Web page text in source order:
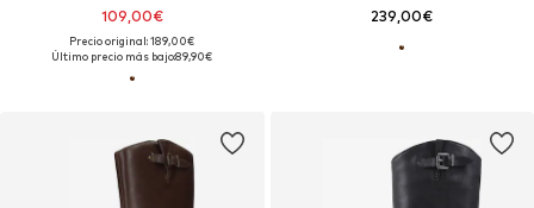
109,00€
Precio original: 189,00€
Último precio más bajo:89,90€
239,00€